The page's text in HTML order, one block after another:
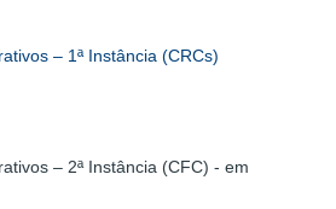
– 1ª Instância (CRCs)
– 2ª Instância (CFC) - em